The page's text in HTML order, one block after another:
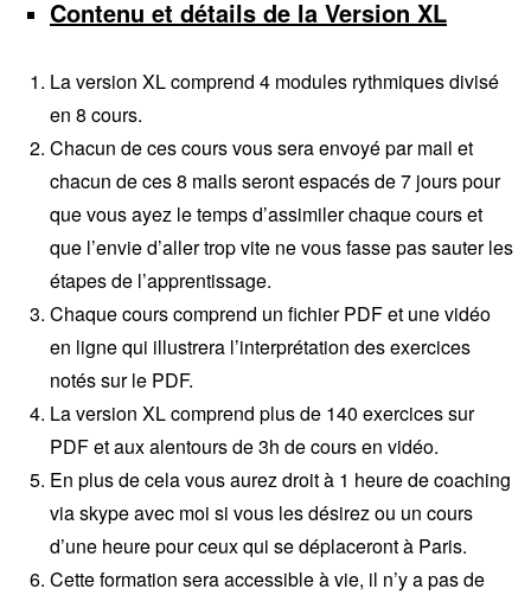
Contenu et détails de la Version XL
La version XL comprend 4 modules rythmiques divisé
en 8 cours.
Chacun de ces cours vous sera envoyé par mail et
chacun de ces 8 mails seront espacés de 7 jours pour
que vous ayez le temps d’assimiler chaque cours et
que l’envie d’aller trop vite ne vous fasse pas sauter les
étapes de l’apprentissage.
Chaque cours comprend un fichier PDF et une vidéo
en ligne qui illustrera l’interprétation des exercices
notés sur le PDF.
La version XL comprend plus de 140 exercices sur
PDF et aux alentours de 3h de cours en vidéo.
En plus de cela vous aurez droit à 1 heure de coaching
via skype avec moi si vous les désirez ou un cours
d’une heure pour ceux qui se déplaceront à Paris.
Cette formation sera accessible à vie, il n’y a pas de